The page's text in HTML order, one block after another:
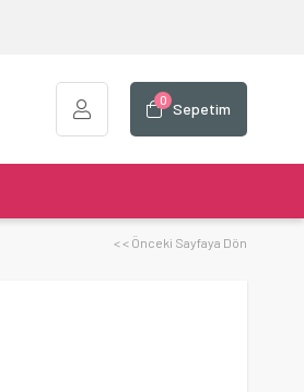
Sepetim
0
< < Önceki Sayfaya Dön